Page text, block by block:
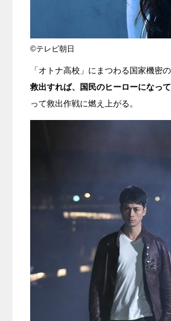
©テレビ朝日
「オトナ高校」にまつわる国家機密
救出すれば、国民のヒーローになっ
って救出作戦に燃え上がる。